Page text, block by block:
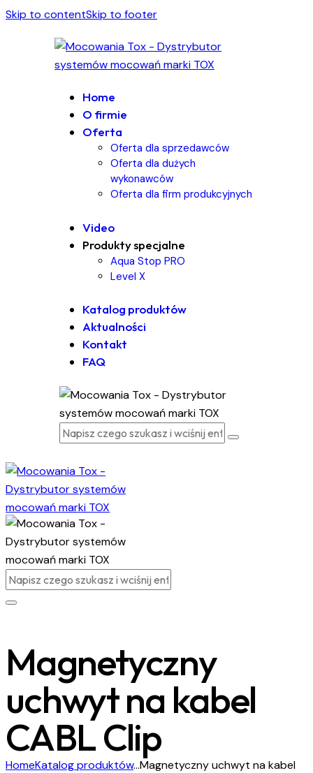
Skip to contentSkip to footer
Home
O firmie
Oferta
Oferta dla sprzedawców
Oferta dla dużych
wykonawców
Oferta dla firm produkcyjnych
Video
Produkty specjalne
Aqua Stop PRO
Level X
Katalog produktów
Aktualności
Kontakt
FAQ
Magnetyczny
uchwyt na kabel
CABL Clip
HomeKatalog produktów...Magnetyczny uchwyt na kabel